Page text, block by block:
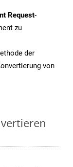
Request-
zu
der
von